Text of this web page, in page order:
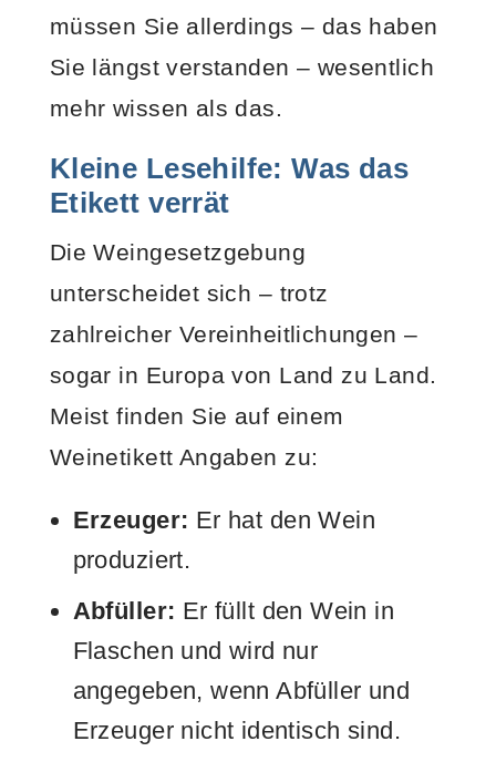
müssen Sie allerdings – das haben
Sie längst verstanden – wesentlich
mehr wissen als das.
Kleine Lesehilfe: Was das
Etikett verrät
Die Weingesetzgebung
unterscheidet sich – trotz
zahlreicher Vereinheitlichungen –
sogar in Europa von Land zu Land.
Meist finden Sie auf einem
Weinetikett Angaben zu:
Erzeuger: Er hat den Wein
produziert.
Abfüller: Er füllt den Wein in
Flaschen und wird nur
angegeben, wenn Abfüller und
Erzeuger nicht identisch sind.